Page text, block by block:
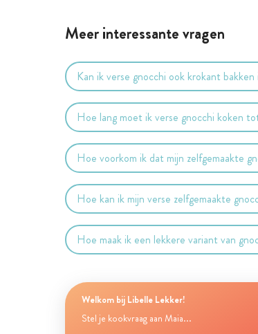
Meer interessante vragen
Kan ik verse gnocchi ook krokant bakken
Hoe lang moet ik verse gnocchi koken
Hoe voorkom ik dat mijn zelfgemaakte
Hoe kan ik mijn verse zelfgemaakte
Hoe maak ik een lekkere variant van
Welkom bij Libelle Lekker!
Stel je kookvraag aan Maia...